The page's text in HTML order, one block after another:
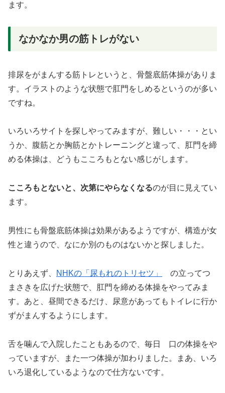
ます。
なかなか男の筋トレがない
排尿をがまんする筋トレというと、骨盤底筋体操がありま
す。イラストのような状態で肛門をしめるというのが多い
ですね。
いろいろサイトを探しやってみますが、難しい・・・とい
うか、腹筋とか胸筋とかトレーニングと違って、肛門を締
める体操は、どうもこころもとない感じがします。
こころもとないと、次第にやらなくなるのが目に見えてい
ます。
男性にも骨盤底筋体操は効果があるようですが、構造が女
性と違うので、なにか別のものはないかと探しました。
とりあえず、 NHKの「尿もれのトリセツ」
の立ってつ
まさきを広げた状態で、肛門を締める体操をやってみま
す。あと、昼間できるだけ、尿意があってもトイレに行か
ずがまんするようにします。
舌を噛んで入院したこともあるので、毎日 口の体操をや
っていますが、また一つ体操が加わりました。まあ、いろ
いろ退化しているようなので仕方ないです。